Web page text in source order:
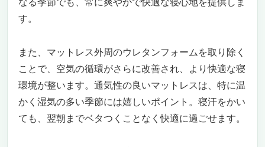
なる季節でも、常に爽やかで快適な寝心地を提供しま
す。
また、マットレス外周のウレタンフォームを取り除く
ことで、空気の循環がさらに改善され、より快適な寝
環境が整います。通気性の良いマットレスは、特に温
かく湿気の多い季節には嬉しいポイント。寝汗をかい
ても、翌朝までベタつくことなく快適に過ごせます。